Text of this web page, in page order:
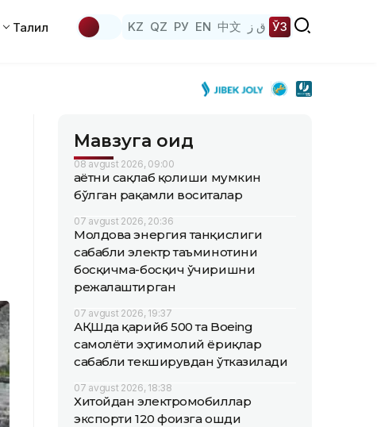
Таҳлил KZ QZ РУ EN 中文 ق ز ЎЗ
Мавзуга оид
08 avgust 2026, 09:00
Ҳаётни сақлаб қолиши мумкин
бўлган рақамли воситалар
07 avgust 2026, 20:36
Молдова энергия танқислиги
сабабли электр таъминотини
босқичма-босқич ўчиришни
режалаштирган
07 avgust 2026, 19:37
АҚШда қарийб 500 та Boeing
самолёти эҳтимолий ёриқлар
сабабли текширувдан ўтказилади
07 avgust 2026, 18:38
Хитойдан электромобиллар
экспорти 120 фоизга ошди